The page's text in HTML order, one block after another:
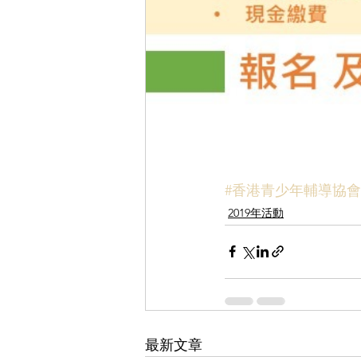
#香港青少年輔導協會
2019年活動
最新文章